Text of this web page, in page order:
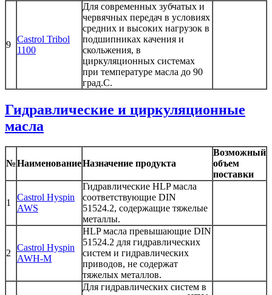
9
Castrol Tribol
1100
Для современных зубчатых и
червячных передач в условиях
средних и высоких нагрузок в
подшипниках качения и
скольжения, в
циркуляционных системах
при температуре масла до 90
град.С.
Гидравлические и циркуляционные
масла
№НаименованиеНазначение продукта
Возможный
объем
поставки
1
Castrol Hyspin
AWS
Гидравлические HLP масла
соответствующие DIN
51524.2, содержащие тяжелые
металлы.
2
Castrol Hyspin
AWH-M
HLP масла превышающие DIN
51524.2 для гидравлических
систем и гидравлических
приводов, не содержат
тяжелых металлов.
Для гидравлических систем в